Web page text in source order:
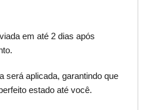
em até 2 dias após
será aplicada, garantindo que
estado até você.